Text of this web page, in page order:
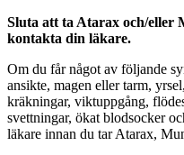
Sluta att ta Atarax och/eller
kontakta din läkare.
Om du får något av följande
ansikte, magen eller tarm,
kräkningar, viktuppgång,
svettningar, ökat blodsocker
läkare innan du tar Atarax,